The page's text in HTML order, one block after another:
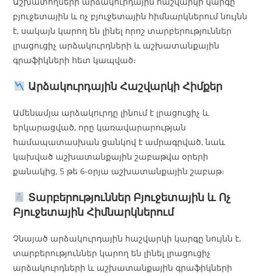
բյուջետային և ոչ բյուջետային հիմնարկներում նույնն
է, սակայն կարող են լինել որոշ տարբերություններ
լրացուցիչ արձակուրդների և աշխատանքային
գրաֆիկների հետ կապված։
Արձակուրդային Հաշվարկի Հիմքեր
Ամենամյա արձակուրդը լինում է լրացուցիչ և
երկարացված, որը կառավարարության
համապատասխան ցանկով է ամրագրված, նաև
կախված աշխատանքային շաբաթվա օրերի
քանակից, 5 թե 6-օրյա աշխատանքային շաբաթ։
Տարբերություններ Բյուջետային և Ոչ
Բյուջետային Հիմնարկներում
Չնայած արձակուրդային հաշվարկի կարգը նույնն է,
տարբերություններ կարող են լինել լրացուցիչ
արձակուրդների և աշխատանքային գրաֆիկների